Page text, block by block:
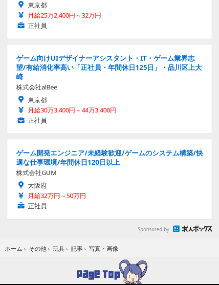
東京都
月給25万2,400円～32万円
正社員
ゲーム向けUIデザイナーアシスタント・IT・ゲーム業界志
望/有給消化率高い「正社員・年間休日125日」・品川区上大
崎
株式会社alBee
東京都
月給30万3,400円～44万3,400円
正社員
ゲーム開発エンジニア/未経験歓迎/ゲームのシステム構築/快
適な仕事環境/年間休日120日以上
株式会社GUM
大阪府
月給32万円～50万円
正社員
Sponsored by
ホーム › その他 › 玩具 › 記事 › 写真・画像